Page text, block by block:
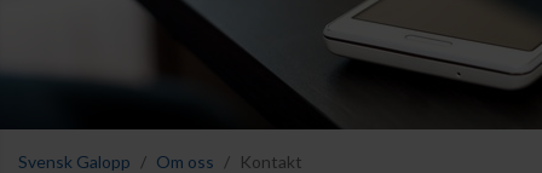
Svensk Galopp Om oss Kontakt